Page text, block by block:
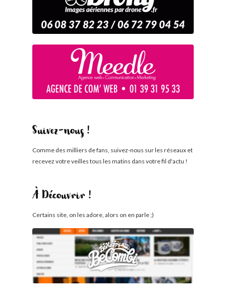
Suivez-nous !
Comme des milliers de fans, suivez-nous sur les réseaux et
recevez votre veilles tous les matins dans votre fil d'actu !
À Découvrir !
Certains site, on les adore, alors on en parle ;)